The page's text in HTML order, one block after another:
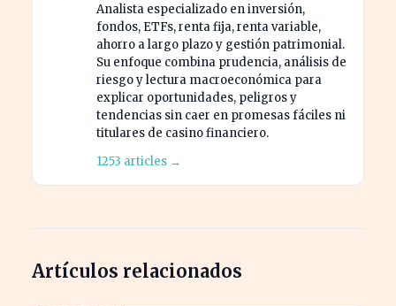
Analista especializado en inversión,
fondos, ETFs, renta fija, renta variable,
ahorro a largo plazo y gestión patrimonial.
Su enfoque combina prudencia, análisis de
riesgo y lectura macroeconómica para
explicar oportunidades, peligros y
tendencias sin caer en promesas fáciles ni
titulares de casino financiero.
1253 articles →
Artículos relacionados